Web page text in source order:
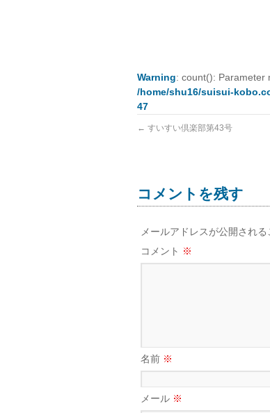
Warning: count(): Parameter
/home/shu16/suisui-
47
← すいすい倶楽部第43号
コメントを残す
メールアドレスが公開される
コメント ※
名前 ※
メール ※